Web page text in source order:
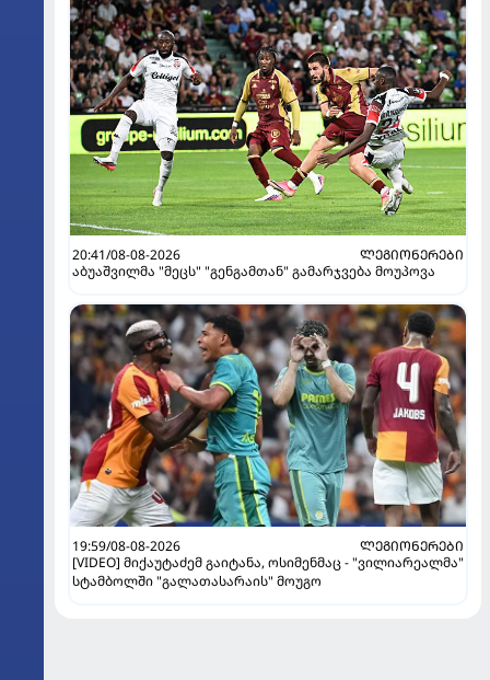
20:41/08-08-2026
ᲚᲔᲒᲘᲝᲜᲔᲠᲔᲑᲘ
აბუაშვილმა "მეცს" "გენგამთან" გამარჯვება მოუპოვა
19:59/08-08-2026
ᲚᲔᲒᲘᲝᲜᲔᲠᲔᲑᲘ
[VIDEO] მიქაუტაძემ გაიტანა, ოსიმენმაც - "ვილიარეალმა"
სტამბოლში "გალათასარაის" მოუგო